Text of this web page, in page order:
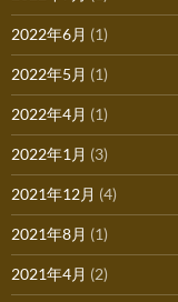
2022年6月 (1)
2022年5月 (1)
2022年4月 (1)
2022年1月 (3)
2021年12月 (4)
2021年8月 (1)
2021年4月 (2)